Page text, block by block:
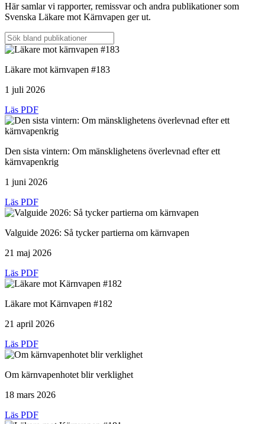
Här samlar vi rapporter, remissvar och andra publikationer som
Svenska Läkare mot Kärnvapen ger ut.
Läkare mot kärnvapen #183
1 juli 2026
Läs PDF
Den sista vintern: Om mänsklighetens överlevnad efter ett
kärnvapenkrig
1 juni 2026
Läs PDF
Valguide 2026: Så tycker partierna om kärnvapen
21 maj 2026
Läs PDF
Läkare mot Kärnvapen #182
21 april 2026
Läs PDF
Om kärnvapenhotet blir verklighet
18 mars 2026
Läs PDF